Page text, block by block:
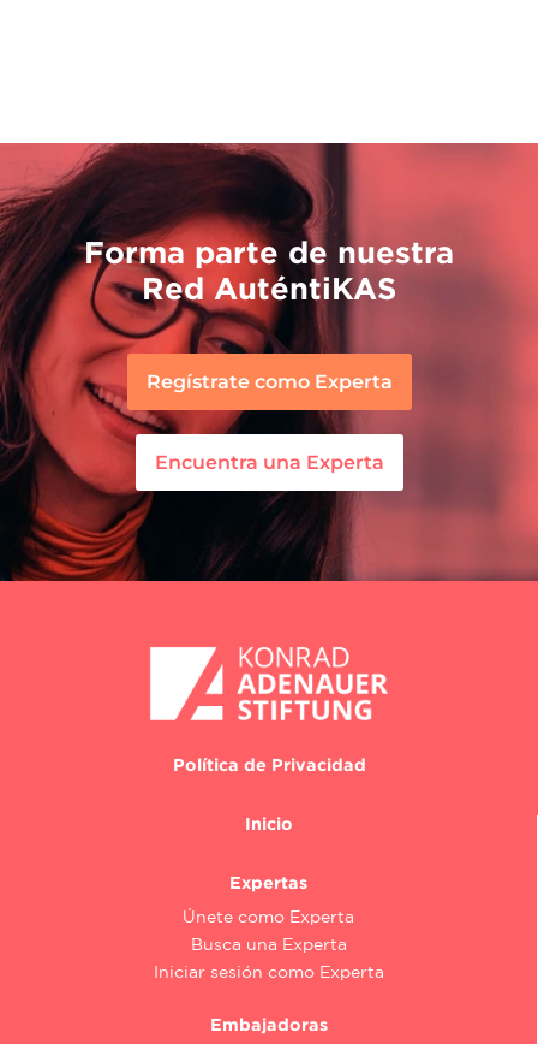
Forma parte de nuestra
Red AuténtiKAS
Regístrate como Experta
Encuentra una Experta
Política de Privacidad
Inicio
Expertas
Únete como Experta
Busca una Experta
Iniciar sesión como Experta
Embajadoras